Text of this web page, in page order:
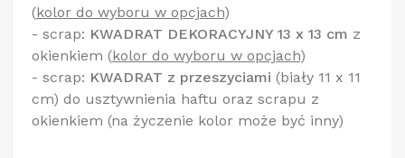
(kolor do wyboru w opcjach)
- scrap: KWADRAT DEKORACYJNY 13 x 13 cm z
okienkiem (kolor do wyboru w opcjach)
- scrap: KWADRAT z przeszyciami (biały 11 x 11
cm) do usztywnienia haftu oraz scrapu z
okienkiem (na życzenie kolor może być inny)